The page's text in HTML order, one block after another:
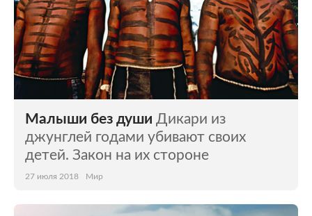
Наука и техника Спорт
Культура Интернет и СМИ
Ценности Путешествия
Из жизни Среда обитания
Забота о себе
Малыши без души Дикари из
джунглей годами убивают своих
детей. Закон на их стороне
27 июля 2018 Мир